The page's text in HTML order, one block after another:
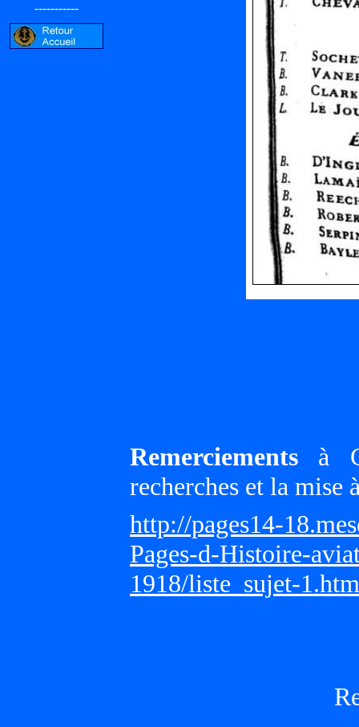
-----------
Remerciements à
recherches et la mise
http://pages14-
Pages-d-Histoire-
1918/liste_sujet-1.htm